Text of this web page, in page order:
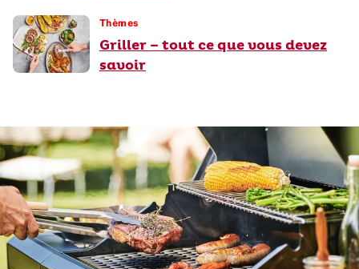
Thèmes
Griller – tout ce que vous devez
savoir